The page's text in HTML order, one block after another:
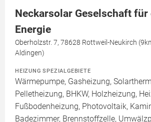
Neckarsolar Geselschaft für
Energie
Oberholzstr. 7, 78628 Rottweil-Neukirch
Aldingen)
HEIZUNG SPEZIALGEBIETE
Wärmepumpe, Gasheizung,
Pelletheizung, BHKW, Holzheizung,
Fußbodenheizung, Photovoltaik,
Badezimmer, Brennstoffzelle,